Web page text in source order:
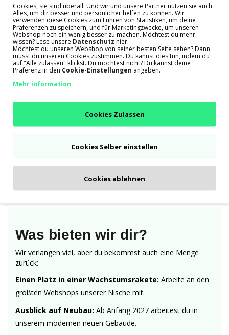
Kommunikation mit dem Einkauf über Bestände und
mit E-Commerce über Website-Verbesserungen.
Überprüfung, ob die technischen Informationen im
Shop aktuell und korrekt sind.
Was bieten wir dir?
Wir verlangen viel, aber du bekommst auch eine Menge
zurück:
Einen Platz in einer Wachstumsrakete: Arbeite an den
größten Webshops unserer Nische mit.
Ausblick auf Neubau: Ab Anfang 2027 arbeitest du in
unserem modernen neuen Gebäude.
Cookies, sie sind überall. Und wir und unsere Partner nutzen sie auch.
Alles, um dir besser und persönlicher helfen zu können. Wir
verwenden diese Cookies zum Führen von Statistiken, um deine
Präferenzen zu speichern, und für Marketingzwecke, um unseren
Webshop noch ein wenig besser zu machen. Möchtest du mehr
wissen? Lese unsere Datenschutz hier.
Möchtest du unseren Webshop von seiner besten Seite sehen? Dann
musst du unseren Cookies zustimmen. Du kannst dies tun, indem du
auf "Alle zulassen" klickst. Du möchtest nicht? Du kannst deine
Präferenz in den Cookie-Einstellungen angeben.
Mehr information
Cookies Zulassen
Cookies Selber einstellen
Cookies ablehnen